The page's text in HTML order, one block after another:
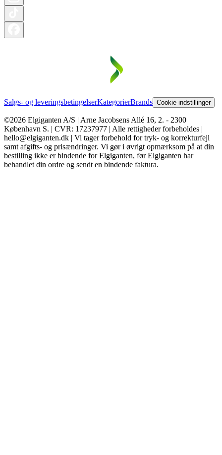
Salgs- og leveringsbetingelserKategorierBrands Cookie indstillinger
©2026 Elgiganten A/S | Arne Jacobsens Allé 16, 2. - 2300
København S. | CVR: 17237977 | Alle rettigheder forbeholdes |
hello@elgiganten.dk | Vi tager forbehold for tryk- og korrekturfejl
samt afgifts- og prisændringer. Vi gør i øvrigt opmærksom på at din
bestilling ikke er bindende for Elgiganten, før Elgiganten har
behandlet din ordre og sendt en bindende faktura.